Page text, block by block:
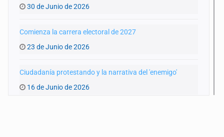
30 de Junio de 2026
Comienza la carrera electoral de 2027
23 de Junio de 2026
Ciudadanía protestando y la narrativa del 'enemigo'
16 de Junio de 2026